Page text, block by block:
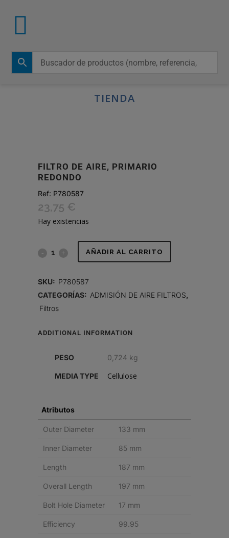
TIENDA
FILTRO DE AIRE, PRIMARIO
REDONDO
Ref: P780587
23,75 €
Hay existencias
FILTRO
PRIMARIO
AÑADIR AL CARRITO
SKU: P780587
CATEGORÍAS: ADMISIÓN DE AIRE FILTROS
Filtros
ADDITIONAL INFORMATION
PESO 0,724 kg
MEDIA TYPE Cellulose
Atributos
Outer Diameter 133 mm
Inner Diameter 85 mm
Length 187 mm
Overall Length 197 mm
Bolt Hole Diameter 17 mm
Efficiency 99.95